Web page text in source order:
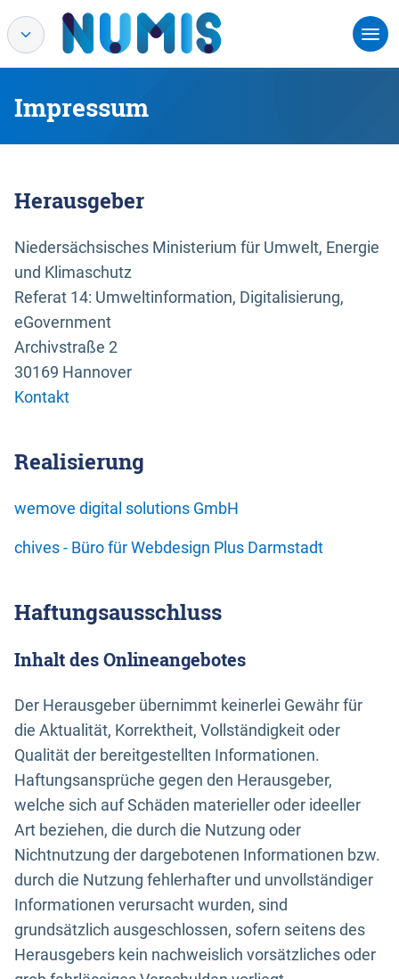
Impressum
Herausgeber
Niedersächsisches Ministerium für Umwelt, Energie
und Klimaschutz
Referat 14: Umweltinformation, Digitalisierung,
eGovernment
Archivstraße 2
30169 Hannover
Kontakt
Realisierung
wemove digital solutions GmbH
chives - Büro für Webdesign Plus Darmstadt
Haftungsausschluss
Inhalt des Onlineangebotes
Der Herausgeber übernimmt keinerlei Gewähr für
die Aktualität, Korrektheit, Vollständigkeit oder
Qualität der bereitgestellten Informationen.
Haftungsansprüche gegen den Herausgeber,
welche sich auf Schäden materieller oder ideeller
Art beziehen, die durch die Nutzung oder
Nichtnutzung der dargebotenen Informationen bzw.
durch die Nutzung fehlerhafter und unvollständiger
Informationen verursacht wurden, sind
grundsätzlich ausgeschlossen, sofern seitens des
Herausgebers kein nachweislich vorsätzliches oder